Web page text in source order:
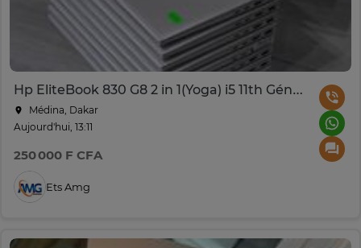
Hp EliteBook 830 G8 2 in 1(Yoga) i5 11th Génération
Médina, Dakar
Aujourd'hui, 13:11
250 000 F CFA
Ets Amg